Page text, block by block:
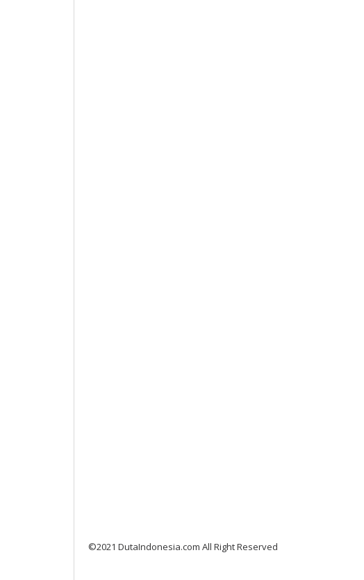
©2021 DutaIndonesia.com All Right Reserved